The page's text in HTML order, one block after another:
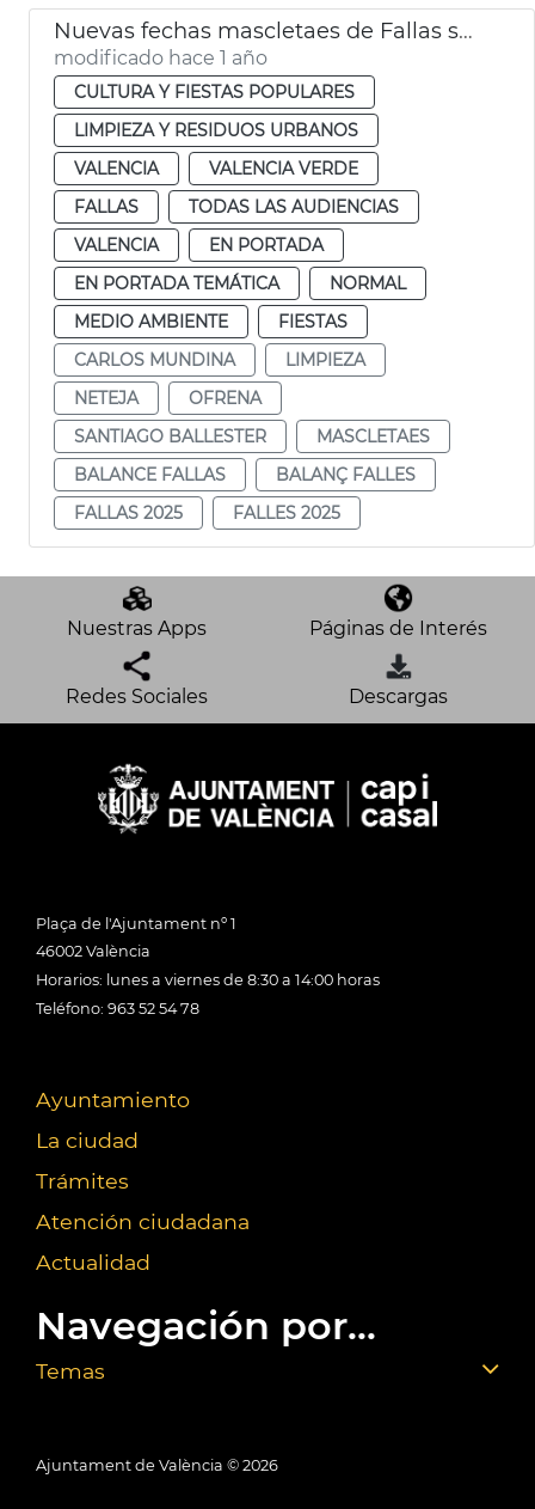
Nuevas fechas mascletaes de Fallas suspendidas por la lluvia
modificado hace 1 año
CULTURA Y FIESTAS POPULARES
LIMPIEZA Y RESIDUOS URBANOS
VALENCIA
VALENCIA VERDE
FALLAS
TODAS LAS AUDIENCIAS
VALENCIA
EN PORTADA
EN PORTADA TEMÁTICA
NORMAL
MEDIO AMBIENTE
FIESTAS
CARLOS MUNDINA
LIMPIEZA
NETEJA
OFRENA
SANTIAGO BALLESTER
MASCLETAES
BALANCE FALLAS
BALANÇ FALLES
FALLAS 2025
FALLES 2025
Nuestras Apps Páginas de Interés
Redes Sociales Descargas
Plaça de l'Ajuntament nº 1
46002 València
Horarios: lunes a viernes de 8:30 a 14:00 horas
Teléfono: 963 52 54 78
Ayuntamiento
La ciudad
Trámites
Atención ciudadana
Actualidad
Navegación por...
Temas
Ajuntament de València © 2026